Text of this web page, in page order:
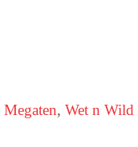
Megaten, Wet n Wild